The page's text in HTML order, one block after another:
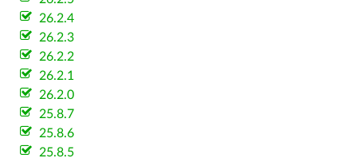
26.2.4
26.2.3
26.2.2
26.2.1
26.2.0
25.8.7
25.8.6
25.8.5